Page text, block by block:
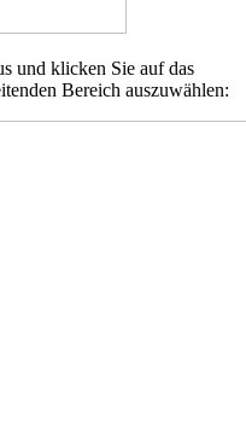
und klicken Sie auf das
Bereich auszuwählen: